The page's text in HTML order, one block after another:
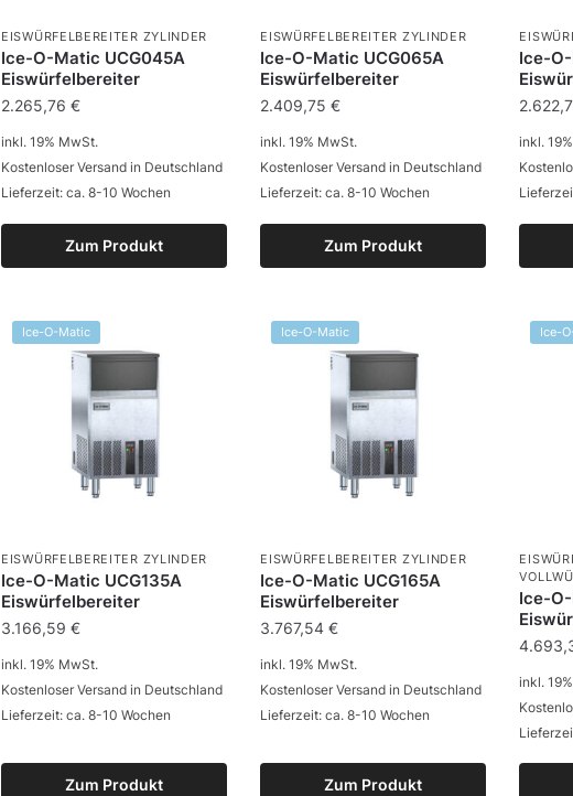
EISWÜRFELBEREITER ZYLINDER
Ice-O-Matic UCG045A
Eiswürfelbereiter
2.265,76 €
Zum Produkt
inkl. 19% MwSt.
Kostenloser Versand in Deutschland
Lieferzeit: ca. 8-10 Wochen
EISWÜRFELBEREITER ZYLINDER
Ice-O-Matic UCG065A
Eiswürfelbereiter
2.409,75€
Zum Produkt
inkl. 19% MwSt.
Kostenloser Versand in Deutschland
Lieferzeit: ca. 8-10 Wochen
Ice-
inkl.
Ice-O-Matic
EISWÜRFELBEREITER ZYLINDER
Ice-O-Matic UCG135A
Eiswürfelbereiter
3.166,59 €
Zum Produkt
inkl. 19% MwSt.
Kostenloser Versand in Deutschland
Lieferzeit: ca. 8-10 Wochen
Ice-O-Matic
EISWÜRFELBEREITER ZYLINDER
Ice-O-Matic UCG165A
Eiswürfelbereiter
3.767,54€
Zum Produkt
inkl. 19% MwSt.
Kostenloser Versand in Deutschland
Lieferzeit: ca. 8-10 Wochen
Ice-
Ice-
inkl.